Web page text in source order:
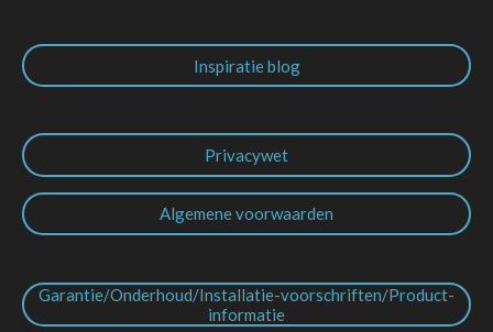
Inspiratie blog
Privacywet
Algemene voorwaarden
Garantie/Onderhoud/Installatie-voorschriften/Product-
informatie